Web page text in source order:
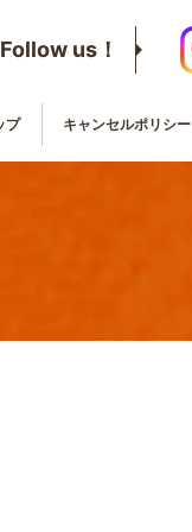
プ キャンセルポリシー
Follow us！